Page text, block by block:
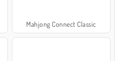
Mahjong Connect Classic